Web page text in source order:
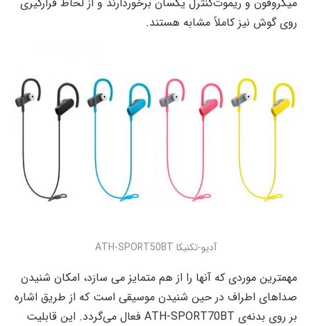
روی گوش نیز کاملاً مشابه هستند.
آدیو-تکنیکا ATH-SPORT50BT
مهمترین موردی که آنها را از هم متمایز می سازد، امکان شنیدن
صداهای اطراف در حین شنیدن موسیقی است که از طریق اشاره
بر روی بدنه‌ی ATH-SPORT70BT فعال می‌گردد. این قابلیت